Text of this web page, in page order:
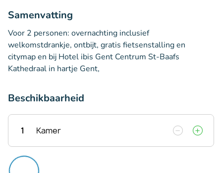
Samenvatting
Voor 2 personen: overnachting inclusief
welkomstdrankje, ontbijt, gratis fietsenstalling en
citymap en bij Hotel ibis Gent Centrum St-Baafs
Kathedraal in hartje Gent,
Beschikbaarheid
1 Kamer